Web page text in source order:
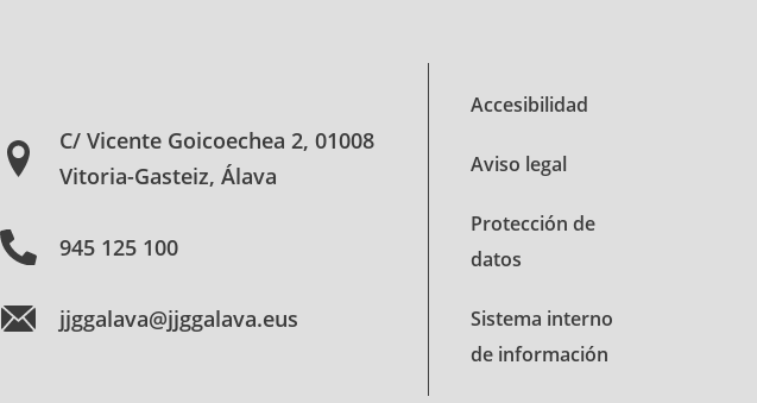
C/ Vicente Goicoechea 2, 01008
Vitoria-Gasteiz, Álava
945 125 100
jjggalava@jjggalava.eus
Accesibilidad
Aviso legal
Protección de
datos
Sistema interno
de información